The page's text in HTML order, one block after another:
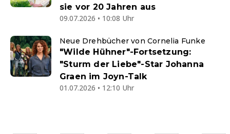
sie vor 20 Jahren aus
09.07.2026 • 10:08 Uhr
Neue Drehbücher von Cornelia Funke
"Wilde Hühner"-Fortsetzung:
"Sturm der Liebe"-Star Johanna
Graen im Joyn-Talk
01.07.2026 • 12:10 Uhr